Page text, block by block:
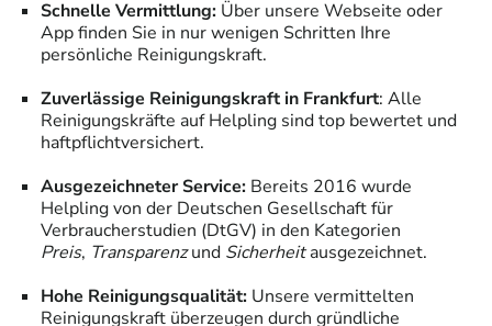
Schnelle Vermittlung: Über unsere Webseite oder
App finden Sie in nur wenigen Schritten Ihre
persönliche Reinigungskraft.
Zuverlässige Reinigungskraft in Frankfurt: Alle
Reinigungskräfte auf Helpling sind top bewertet und
haftpflichtversichert.
Ausgezeichneter Service: Bereits 2016 wurde
Helpling von der Deutschen Gesellschaft für
Verbraucherstudien (DtGV) in den Kategorien
Preis, Transparenzund Sicherheitausgezeichnet.
Hohe Reinigungsqualität: Unsere vermittelten
Reinigungskraft überzeugen durch gründliche